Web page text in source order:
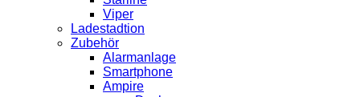
Viper
Ladestadtion
Zubehör
Alarmanlage
Smartphone
Ampire